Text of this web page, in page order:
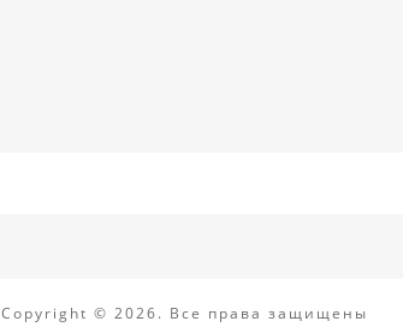
Copyright © 2026. Все права защищены